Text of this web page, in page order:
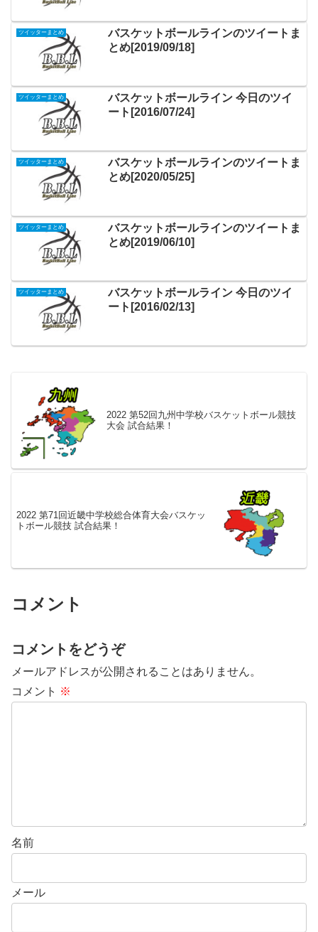
ツイッターまとめ
バスケットボールラインのツイートま
とめ[2019/09/18]
ツイッターまとめ
バスケットボールライン 今日のツイ
ート[2016/07/24]
ツイッターまとめ
バスケットボールラインのツイートま
とめ[2020/05/25]
ツイッターまとめ
バスケットボールラインのツイートま
とめ[2019/06/10]
ツイッターまとめ
バスケットボールライン 今日のツイ
ート[2016/02/13]
2022 第52回九州中学校バスケットボール競技
大会 試合結果！
2022 第71回近畿中学校総合体育大会バスケッ
トボール競技 試合結果！
コメント
コメントをどうぞ
メールアドレスが公開されることはありません。
コメント ※
名前
メール